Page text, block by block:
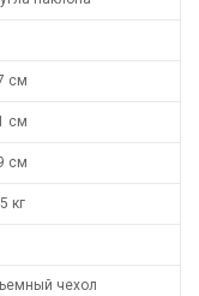
см
см
см
кг
чехол